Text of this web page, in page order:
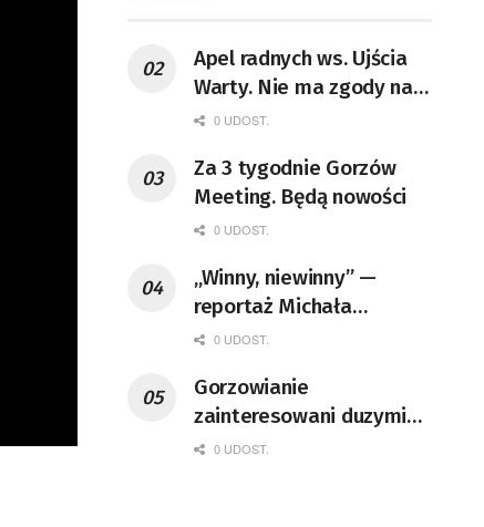
Apel radnych ws. Ujścia
Warty. Nie ma zgody na
decyzję ministry klimatu
0 UDOST.
Za 3 tygodnie Gorzów
Meeting. Będą nowości
0 UDOST.
„Winny, niewinny” —
reportaż Michała
Szczęcha
0 UDOST.
Gorzowianie
zainteresowani duzymi
mieszkaniami
0 UDOST.